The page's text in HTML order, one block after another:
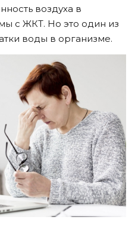
воздуха в
с ЖКТ. Но это один из
воды в организме.